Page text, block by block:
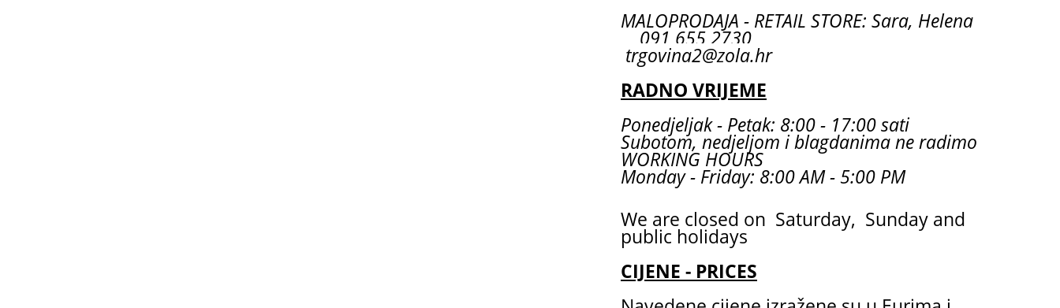
MALOPRODAJA - RETAIL STORE: Sara, Helena
091 655 2730
trgovina2@zola.hr
RADNO VRIJEME
Ponedjeljak - Petak: 8:00 - 17:00 sati
Subotom, nedjeljom i blagdanima ne radimo
WORKING HOURS
Monday - Friday: 8:00 AM - 5:00 PM
We are closed on Saturday, Sunday and
public holidays
CIJENE - PRICES